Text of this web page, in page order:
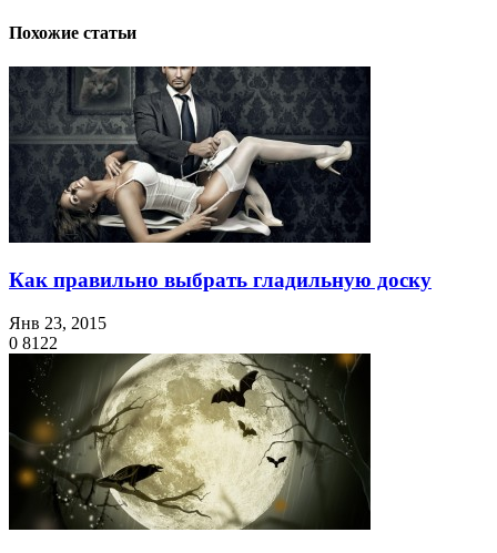
Похожие статьи
Как правильно выбрать гладильную доску
Янв 23, 2015
0 8122